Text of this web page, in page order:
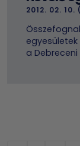
2012. 02. 10.
a